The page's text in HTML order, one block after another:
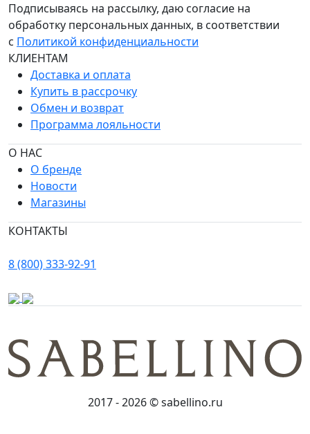
Подписываясь на рассылку, даю согласие на
обработку персональных данных, в соответствии
с Политикой конфиденциальности
КЛИЕНТАМ
Доставка и оплата
Купить в рассрочку
Обмен и возврат
Программа лояльности
О НАС
О бренде
Новости
Магазины
КОНТАКТЫ
8 (800) 333-92-91
2017 - 2026 © sabellino.ru